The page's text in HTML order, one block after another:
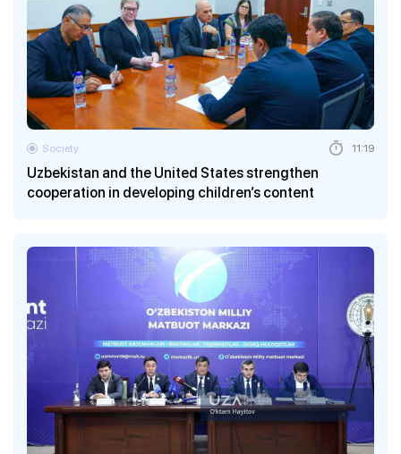
Uzbekistan and the United States strengthen
cooperation in developing children’s content
Society 11:19